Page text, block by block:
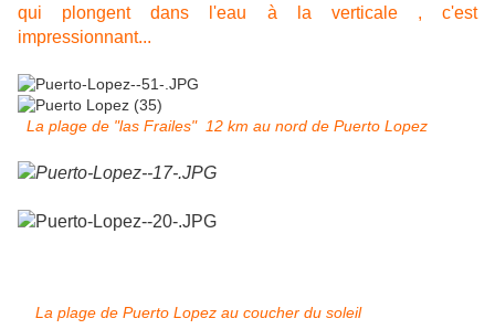
qui plongent dans l'eau à la verticale , c'est
impressionnant...
La plage de "las Frailes" 12 km au nord de Puerto Lopez
La plage de Puerto Lopez au coucher du soleil